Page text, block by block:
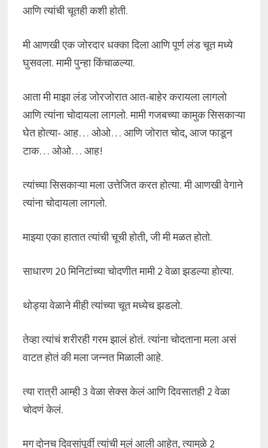
आणि त्यांची चूतही कशी होती.
मी आणखी एक जोरदार धक्का दिला आणि पूर्ण लंड चूत मध्ये
घुसवला. मामी पुन्हा किंचाळल्या.
आता मी माझा लंड जोरजोरात आत-बाहेर करायला लागलो
आणि त्यांना चोदायला लागलो. मामी गजबच्या कामुक सिसकाऱ्या
घेत होत्या- आह… ओओ… आणि जोरात चोद, आज फाडून
टाक… ओओ… आह!
त्यांच्या सिसकाऱ्या मला उत्तेजित करत होत्या. मी आणखी वेगाने
त्यांना चोदायला लागलो.
माझ्या एका हातात त्यांची चूची होती, जी मी मळत होतो.
साधारण 20 मिनिटांच्या चोदणीत मामी 2 वेळा झडल्या होत्या.
थोड्या वेळाने मीही त्यांच्या चूत मध्येच झडलो.
तेव्हा त्यांचं शरीरही गरम झालं होतं. त्यांना चोदताना मला असं
वाटत होतं की मला जन्नत मिळाली आहे.
त्या रात्री आम्ही 3 वेळा सेक्स केलं आणि दिवसातही 2 वेळा
चोदणं केलं.
मग दोनच दिवसांपूर्वी त्यांची मुलं आली आहेत, त्यामुळे 2